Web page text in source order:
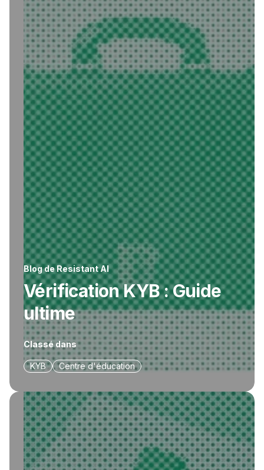
Blog de Resistant AI
Vérification KYB : Guide
ultime
Classé dans
KYB Centre d'éducation